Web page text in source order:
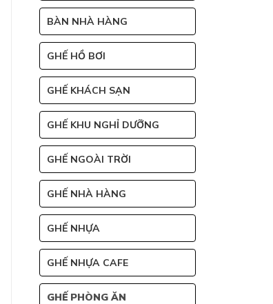
BÀN NHÀ HÀNG
GHẾ HỒ BƠI
GHẾ KHÁCH SẠN
GHẾ KHU NGHỈ DƯỠNG
GHẾ NGOÀI TRỜI
GHẾ NHÀ HÀNG
GHẾ NHỰA
GHẾ NHỰA CAFE
GHẾ PHÒNG ĂN